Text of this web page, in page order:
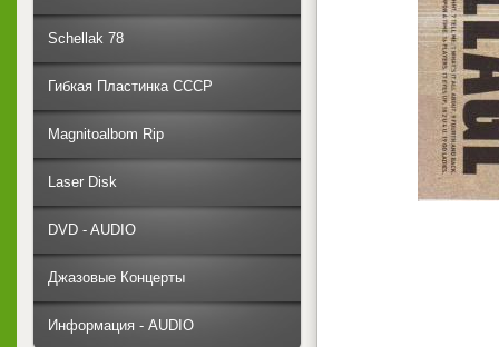
Schellak 78
Гибкая Пластинка СССР
Magnitoalbom Rip
Laser Disk
DVD - AUDIO
Джазовые Концерты
Информация - AUDIO